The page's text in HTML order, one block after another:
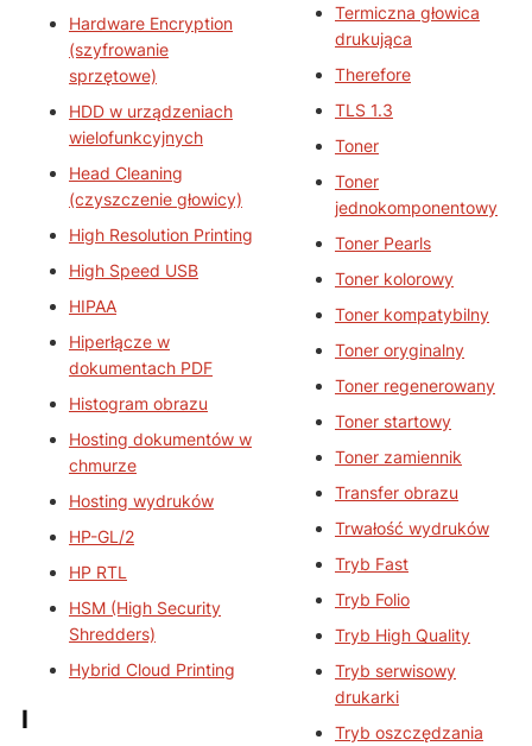
Hardware Encryption
(szyfrowanie
sprzętowe)
HDD w urządzeniach
wielofunkcyjnych
Head Cleaning
(czyszczenie głowicy)
High Resolution Printing
High Speed USB
HIPAA
Hiperłącze w
dokumentach PDF
Histogram obrazu
Hosting dokumentów w
chmurze
Hosting wydruków
HP-GL/2
HP RTL
HSM (High Security
Shredders)
Hybrid Cloud Printing
I
Termiczna głowica
drukująca
Therefore
TLS 1.3
Toner
Toner
jednokomponentowy
Toner Pearls
Toner kolorowy
Toner kompatybilny
Toner oryginalny
Toner regenerowany
Toner startowy
Toner zamiennik
Transfer obrazu
Trwałość wydruków
Tryb Fast
Tryb Folio
Tryb High Quality
Tryb serwisowy
drukarki
Tryb oszczędzania